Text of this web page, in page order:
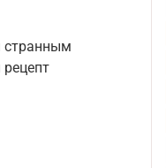
странным